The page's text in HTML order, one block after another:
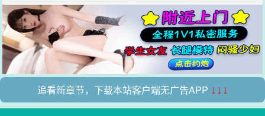
追看新章节，下载本站客户端无广告APP ↓↓↓